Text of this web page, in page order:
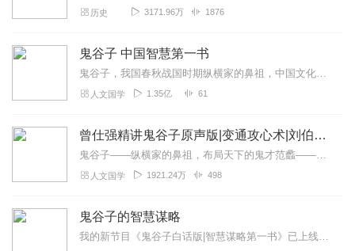
历史 3171.96万 1876
鬼谷子 中国智慧第一书
鬼谷子，我国春秋战国时期纵横家的鼻祖，中国文化史上充满神秘色彩的人物之一。《鬼谷子》又称作《捭阖策》，是中国传统兵法著述中少数精品中的一种，侧重于权谋策略及言谈...
人文国学 1.35亿 61
曾仕强精讲鬼谷子原声版|变通攻心术|刘伯温张良范蠡
鬼谷子——纵横家的鼻祖，布局天下的鬼才范蠡——治国良臣，兵家奇才，商人始祖张良——运筹策帷帐之中，决胜千里外的军师刘伯温——大明王朝最为传奇的基石人物在他们的身...
人文国学 1921.24万 498
鬼谷子的智慧谋略
我的新节目《鬼谷子白话版|智慧谋略第一书》已上线，「点击下方图片」订阅收听↓↓↓↓↓↑↑↑↑↑↑↑↑↑↑↑↑↑↑↑↑↑↑↑↑-----------首先非常感...